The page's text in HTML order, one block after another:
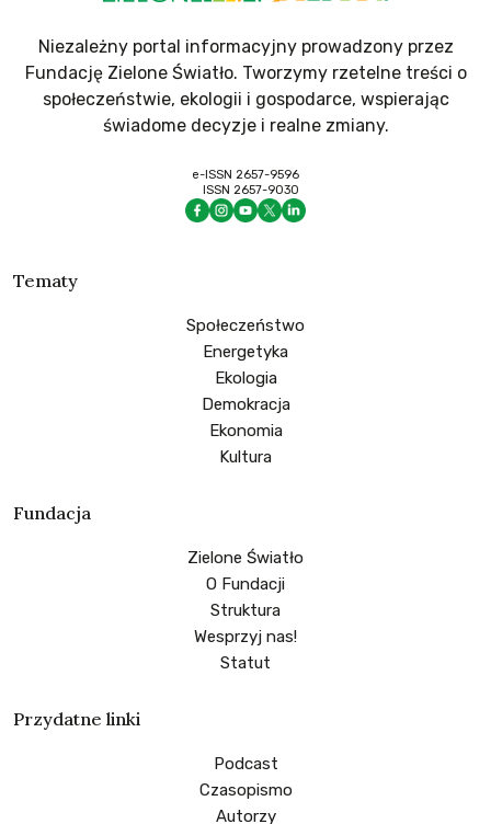
Niezależny portal informacyjny prowadzony przez
Fundację Zielone Światło. Tworzymy rzetelne treści o
społeczeństwie, ekologii i gospodarce, wspierając
świadome decyzje i realne zmiany.
e-ISSN 2657-9596
ISSN 2657-9030
Tematy
Społeczeństwo
Energetyka
Ekologia
Demokracja
Ekonomia
Kultura
Fundacja
Zielone Światło
O Fundacji
Struktura
Wesprzyj nas!
Statut
Przydatne linki
Podcast
Czasopismo
Autorzy